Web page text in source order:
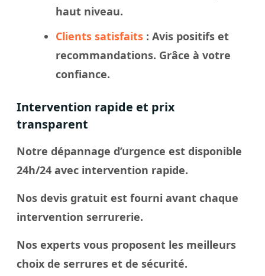
haut niveau.
Clients satisfaits : Avis positifs et
recommandations. Grâce à votre
confiance.
Intervention rapide et prix
transparent
Notre dépannage d’urgence est disponible
24h/24 avec intervention rapide.
Nos devis gratuit est fourni avant chaque
intervention serrurerie.
Nos experts vous proposent les meilleurs
choix de serrures et de sécurité.